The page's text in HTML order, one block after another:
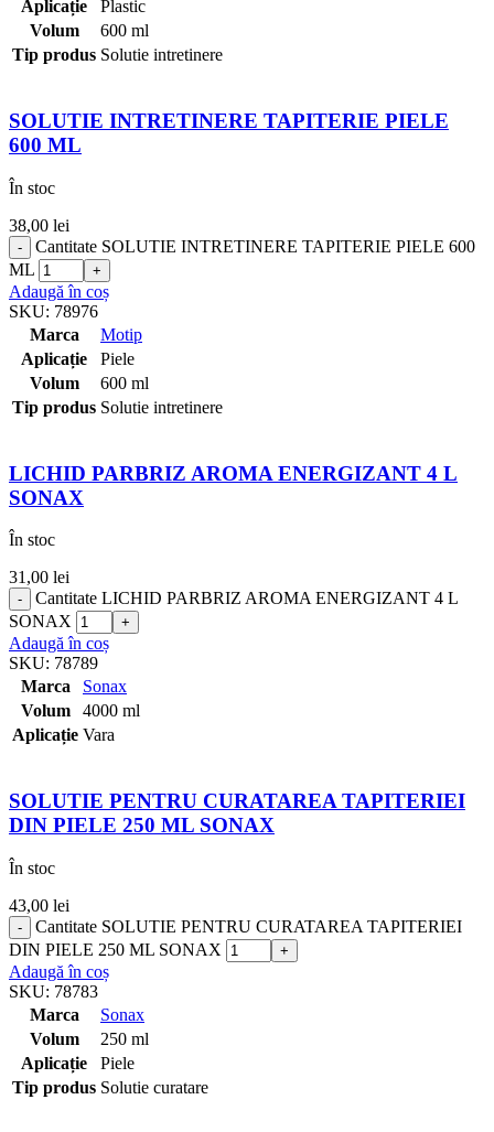
Aplicație
Plastic
Volum
600 ml
Tip produs Solutie intretinere
SOLUTIE INTRETINERE TAPITERIE PIELE
600 ML
În stoc
38,00 lei
Cantitate SOLUTIE INTRETINERE TAPITERIE PIELE 600
ML
Adaugă în coș
SKU: 78976
Marca
Motip
Aplicație
Piele
Volum
600 ml
Tip produs Solutie intretinere
LICHID PARBRIZ AROMA ENERGIZANT 4 L
SONAX
În stoc
31,00 lei
Cantitate LICHID PARBRIZ AROMA ENERGIZANT 4 L
SONAX
Adaugă în coș
SKU: 78789
Marca
Sonax
Volum
4000 ml
Aplicație Vara
SOLUTIE PENTRU CURATAREA TAPITERIEI
DIN PIELE 250 ML SONAX
În stoc
43,00 lei
Cantitate SOLUTIE PENTRU CURATAREA TAPITERIEI
DIN PIELE 250 ML SONAX
Adaugă în coș
SKU: 78783
Marca
Sonax
Volum
250 ml
Aplicație
Piele
Tip produs Solutie curatare